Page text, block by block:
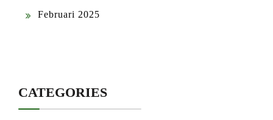
Februari 2025
CATEGORIES